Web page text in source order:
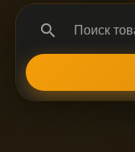
search